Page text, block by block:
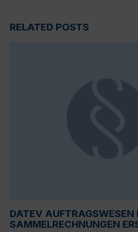
RELATED POSTS
DATEV AUFTRAGSWESEN
SAMMELRECHNUNGEN